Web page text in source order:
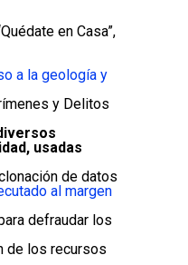
en Casa”,
a la geología y
y Delitos
usadas
de datos
al margen
defraudar los
de los recursos